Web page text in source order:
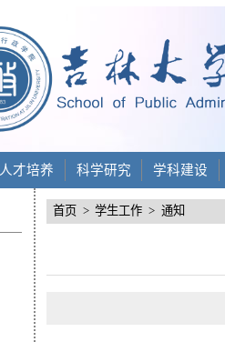
人才培养 科学研究 学科建设
首页 > 学生工作 > 通知